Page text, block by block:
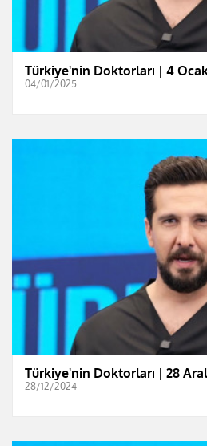
Türkiye'nin Doktorları | 4
04/01/2025
Türkiye'nin Doktorları | 28
28/12/2024